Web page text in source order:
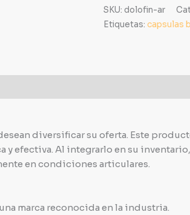
SKU: dolofin-ar
Etiquetas: capsulas
diversificar su oferta. Este
efectiva. Al integrarlo en su
en condiciones articulares.
una marca reconocida en la industria.